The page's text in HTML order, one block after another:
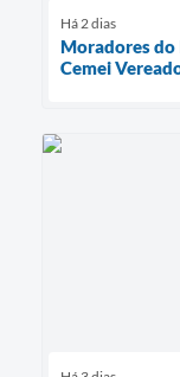
Há 2 dias
Moradores
Cemei